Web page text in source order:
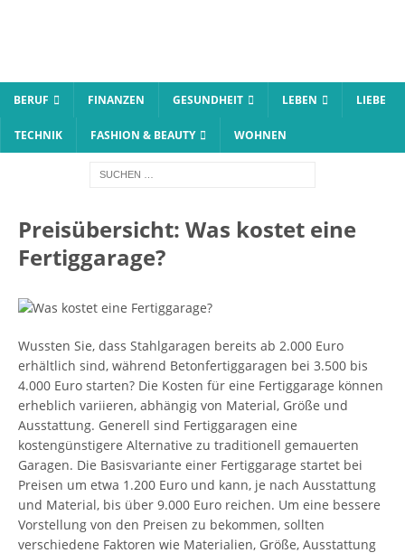
BERUF FINANZEN GESUNDHEIT LEBEN LIEBE
TECHNIK FASHION & BEAUTY WOHNEN
Preisübersicht: Was kostet eine
Fertiggarage?
Wussten Sie, dass Stahlgaragen bereits ab 2.000 Euro
erhältlich sind, während Betonfertiggaragen bei 3.500 bis
4.000 Euro starten? Die Kosten für eine Fertiggarage können
erheblich variieren, abhängig von Material, Größe und
Ausstattung. Generell sind Fertiggaragen eine
kostengünstigere Alternative zu traditionell gemauerten
Garagen. Die Basisvariante einer Fertiggarage startet bei
Preisen um etwa 1.200 Euro und kann, je nach Ausstattung
und Material, bis über 9.000 Euro reichen. Um eine bessere
Vorstellung von den Preisen zu bekommen, sollten
verschiedene Faktoren wie Materialien, Größe, Ausstattung